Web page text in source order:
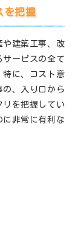
を把握
や建築工事、改
サービスの全て
特に、コスト意
の、入り口から
リを把握してい
に非常に有利な